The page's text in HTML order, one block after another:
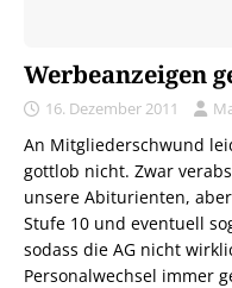
Werbeanzeigen
16. Dezember 2011
An Mitgliederschwund
gottlob nicht. Zwar
unsere Abiturienten,
Stufe 10 und eventuell
sodass die AG nicht
Personalwechsel immer